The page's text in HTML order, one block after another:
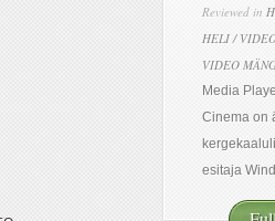
Reviewed in
HELI /
VIDEO
Media
Cinema on
esitaja